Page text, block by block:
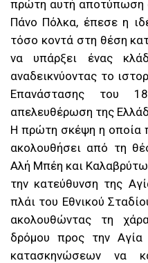
πρώτη αυτή αποτύπωση
Πάνο Πόλκα, έπεσε η
τόσο κοντά στη θέση
να υπάρξει ένας
αναδεικνύοντας το
Επανάστασης του
απελευθέρωση της
Η πρώτη σκέψη η οποία
ακολουθήσει από τη
Αλή Μπέη και
την κατεύθυνση της
πλάι του Εθνικού
ακολουθώντας τη
δρόμου προς την
κατασκηνώσεων να